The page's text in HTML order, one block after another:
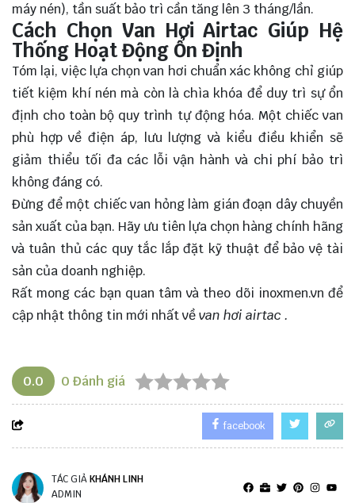
máy nén), tần suất bảo trì cần tăng lên 3 tháng/lần.
Cách Chọn Van Hơi Airtac Giúp Hệ
Thống Hoạt Động Ổn Định
Tóm lại, việc lựa chọn van hơi chuẩn xác không chỉ giúp
tiết kiệm khí nén mà còn là chìa khóa để duy trì sự ổn
định cho toàn bộ quy trình tự động hóa. Một chiếc van
phù hợp về điện áp, lưu lượng và kiểu điều khiển sẽ
giảm thiểu tối đa các lỗi vận hành và chi phí bảo trì
không đáng có.
Đừng để một chiếc van hỏng làm gián đoạn dây chuyền
sản xuất của bạn. Hãy ưu tiên lựa chọn hàng chính hãng
và tuân thủ các quy tắc lắp đặt kỹ thuật để bảo vệ tài
sản của doanh nghiệp.
Rất mong các bạn quan tâm và theo dõi inoxmen.vn để
cập nhật thông tin mới nhất vềvan hơi airtac .
0.0 0 Đánh giá
facebook
TÁC GIẢKHÁNH LINH
ADMIN